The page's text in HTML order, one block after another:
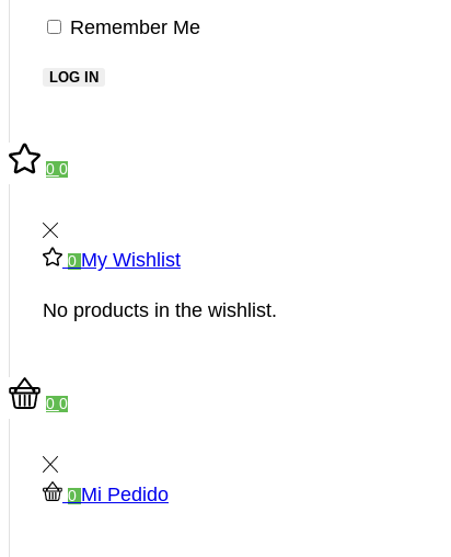
Remember Me
LOG IN
0 0
0 My Wishlist
No products in the wishlist.
0 0
0 Mi Pedido